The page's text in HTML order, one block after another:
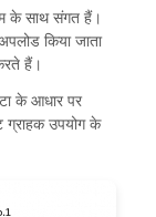
के साथ संगत हैं।
किया जाता
हैं।
के आधार पर
ग्राहक उपयोग के